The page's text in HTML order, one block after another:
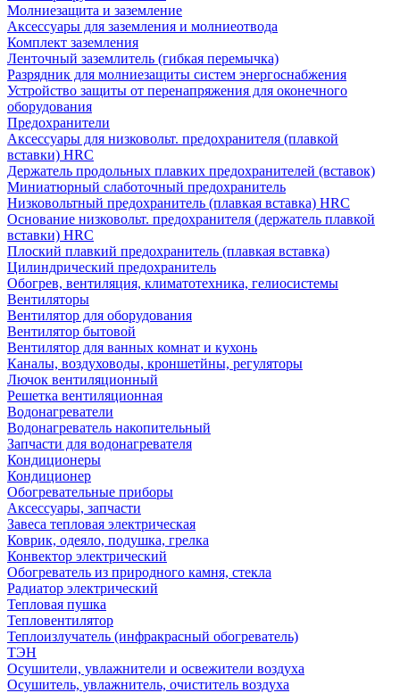
Молниезащита и заземление
Аксессуары для заземления и молниеотвода
Комплект заземления
Ленточный заземлитель (гибкая перемычка)
Разрядник для молниезащиты систем энергоснабжения
Устройство защиты от перенапряжения для оконечного
оборудования
Предохранители
Аксессуары для низковольт. предохранителя (плавкой
вставки) HRC
Держатель продольных плавких предохранителей (вставок)
Миниатюрный слаботочный предохранитель
Низковольтный предохранитель (плавкая вставка) HRC
Основание низковольт. предохранителя (держатель плавкой
вставки) HRC
Плоский плавкий предохранитель (плавкая вставка)
Цилиндрический предохранитель
Обогрев, вентиляция, климатотехника, гелиосистемы
Вентиляторы
Вентилятор для оборудования
Вентилятор бытовой
Вентилятор для ванных комнат и кухонь
Каналы, воздуховоды, кроншетйны, регуляторы
Лючок вентиляционный
Решетка вентиляционная
Водонагреватели
Водонагреватель накопительный
Запчасти для водонагревателя
Кондиционеры
Кондиционер
Обогревательные приборы
Аксессуары, запчасти
Завеса тепловая электрическая
Коврик, одеяло, подушка, грелка
Конвектор электрический
Обогреватель из природного камня, стекла
Радиатор электрический
Тепловая пушка
Тепловентилятор
Теплоизлучатель (инфракрасный обогреватель)
ТЭН
Осушители, увлажнители и освежители воздуха
Осушитель, увлажнитель, очиститель воздуха